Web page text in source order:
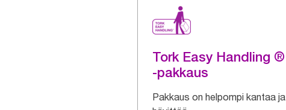
Tork Easy Handling ®
-pakkaus
Pakkaus on helpompi kantaa ja